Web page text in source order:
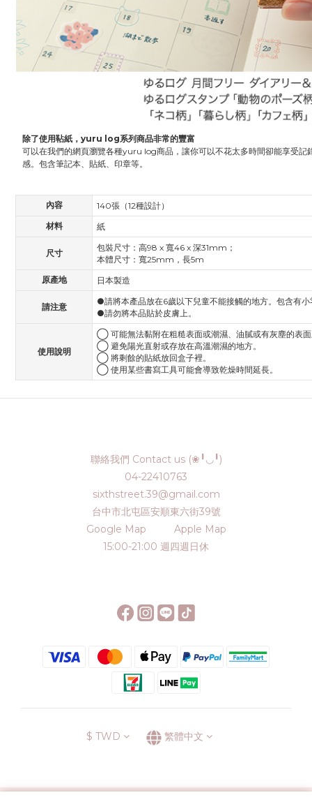
除了使用䩞紙，yuru log系列商品非常的豐富
可以在我們的網頁瀏覽各種yuru log商品，讓你可以不花太多時間卻能享受記
感。包含筆記本、貼紙、印章等。
內容
140張（12種設計）
材料
紙
尺寸
包裝尺寸：高98 x 寬46 x 深31mm；
本體尺寸：寬25mm，長5m
原產地
日本製造
請注意
●請將本產品放在6歲以下兒童不能接觸的地方。包含有
●請勿將本品貼於皮膚上。
使用說明
◯ 可能無法黏附在粗糙表面或潮濕、油膩或有灰塵的表
◯ 避免陽光直射或存放在高溫潮濕的地方。
◯ 將剩餘的貼紙放回盒子裡。
◯ 使用某些書寫工具可能會導致乾燥時間延長。
聯絡我們 Contact us (❀╹◡╹)
04-22410763
sixthstreet.39@gmail.com
台中市北屯區安順東六街39號
Google Map
Apple Map
15:00-21:00 週四週日休
$ TWD 繁體中文